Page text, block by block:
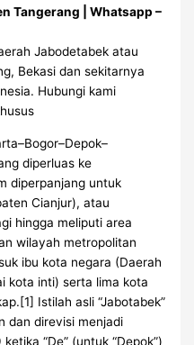
Tangerang | Whatsapp –
Jabodetabek atau
Bekasi dan sekitarnya
Hubungi kami
diperluas ke
diperpanjang untuk
Cianjur), atau
hingga meliputi area
wilayah metropolitan
ibu kota negara (Daerah
kota inti) serta lima kota
Istilah asli “Jabotabek”
dan direvisi menjadi
“De” (untuk “Depok”)